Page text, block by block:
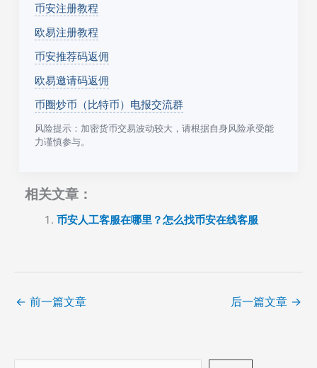
币安注册教程
欧易注册教程
币安推荐码返佣
欧易邀请码返佣
币圈炒币（比特币）电报交流群
风险提示：加密货币交易波动较大，请根据自身风险承受能
力谨慎参与。
相关文章：
币安人工客服在哪里？怎么找币安在线客服
← 前一篇文章 后一篇文章 →